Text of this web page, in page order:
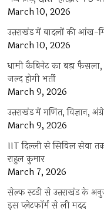
March 10, 2026
उत्तराखंड में बादलों की आंख-
March 10, 2026
धामी कैबिनेट का बड़ा
जल्द होगी भर्ती
March 9, 2026
उत्तराखंड में गणित, विज्ञान,
March 9, 2026
IIT दिल्ली से सिविल सेवा
राहुल कुमार
March 7, 2026
सेल्फ स्टडी से उत्तराखंड के
इस प्लेटफॉर्म से ली मदद